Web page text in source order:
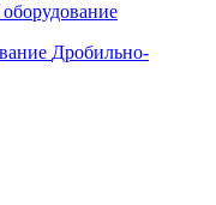
Дробильно-